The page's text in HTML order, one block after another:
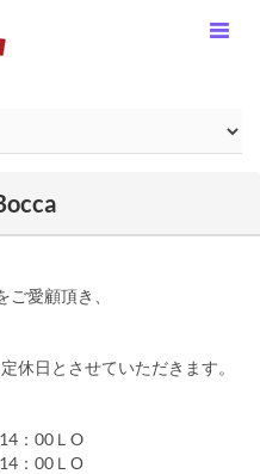
愛顧頂き、
休日とさせていただきます。
30～14：00ＬO
：00ＬО